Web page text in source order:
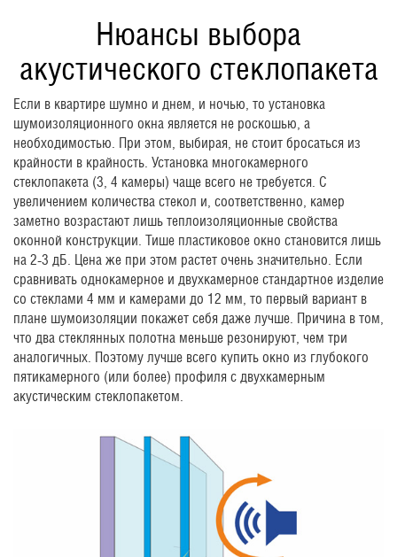
Нюансы выбора
акустического стеклопакета
Если в квартире шумно и днем, и ночью, то установка
шумоизоляционного окна является не роскошью, а
необходимостью. При этом, выбирая, не стоит бросаться из
крайности в крайность. Установка многокамерного
стеклопакета (3, 4 камеры) чаще всего не требуется. С
увеличением количества стекол и, соответственно, камер
заметно возрастают лишь теплоизоляционные свойства
оконной конструкции. Тише пластиковое окно становится лишь
на 2-3 дБ. Цена же при этом растет очень значительно. Если
сравнивать однокамерное и двухкамерное стандартное изделие
со стеклами 4 мм и камерами до 12 мм, то первый вариант в
плане шумоизоляции покажет себя даже лучше. Причина в том,
что два стеклянных полотна меньше резонируют, чем три
аналогичных. Поэтому лучше всего купить окно из глубокого
пятикамерного (или более) профиля с двухкамерным
акустическим стеклопакетом.